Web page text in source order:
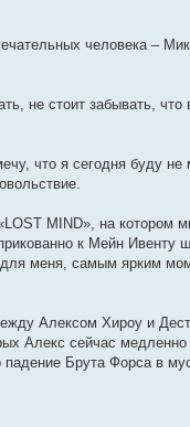
человека –
не стоит забывать, что
что я сегодня буду не
MIND», на котором
к Мейн Ивенту
для меня, самым ярким
Алексом Хироу и
Алекс сейчас медленно
падение Брута Форса в